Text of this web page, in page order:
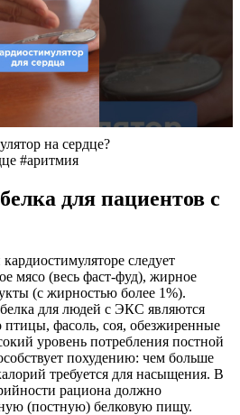
на сердце?
#аритмия
для пациентов с
следует
мясо (весь фаст-фуд), жирное
(с жирностью более 1%).
для людей с ЭКС являются
птицы, фасоль, соя, обезжиренные
уровень потребления постной
похудению: чем больше
требуется для насыщения. В
рациона должно
(постную) белковую пищу.